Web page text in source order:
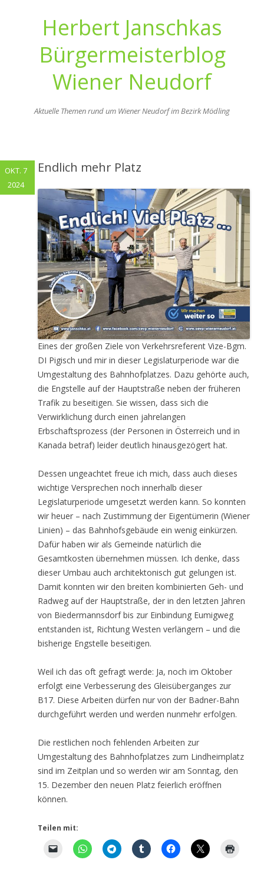
Herbert Janschkas
Bürgermeisterblog
Wiener Neudorf
Aktuelle Themen rund um Wiener Neudorf im Bezirk Mödling
Endlich mehr Platz
Eines der großen Ziele von Verkehrsreferent Vize-Bgm.
DI Pigisch und mir in dieser Legislaturperiode war die
Umgestaltung des Bahnhofplatzes. Dazu gehörte auch,
die Engstelle auf der Hauptstraße neben der früheren
Trafik zu beseitigen. Sie wissen, dass sich die
Verwirklichung durch einen jahrelangen
Erbschaftsprozess (der Personen in Österreich und in
Kanada betraf) leider deutlich hinausgezögert hat.
Dessen ungeachtet freue ich mich, dass auch dieses
wichtige Versprechen noch innerhalb dieser
Legislaturperiode umgesetzt werden kann. So konnten
wir heuer – nach Zustimmung der Eigentümerin (Wiener
Linien) – das Bahnhofsgebäude ein wenig einkürzen.
Dafür haben wir als Gemeinde natürlich die
Gesamtkosten übernehmen müssen. Ich denke, dass
dieser Umbau auch architektonisch gut gelungen ist.
Damit konnten wir den breiten kombinierten Geh- und
Radweg auf der Hauptstraße, der in den letzten Jahren
von Biedermannsdorf bis zur Einbindung Eumigweg
entstanden ist, Richtung Westen verlängern – und die
bisherige Engstelle beseitigen.
Weil ich das oft gefragt werde: Ja, noch im Oktober
erfolgt eine Verbesserung des Gleisüberganges zur
B17. Diese Arbeiten dürfen nur von der Badner-Bahn
durchgeführt werden und werden nunmehr erfolgen.
Die restlichen noch fehlenden Arbeiten zur
Umgestaltung des Bahnhofplatzes zum Lindheimplatz
sind im Zeitplan und so werden wir am Sonntag, den
15. Dezember den neuen Platz feierlich eröffnen
können.
Teilen mit:
OKT. 7
2024